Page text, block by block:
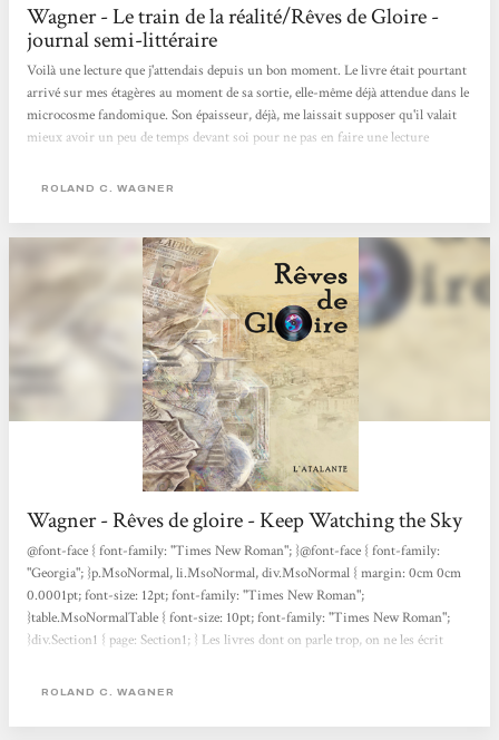
Wagner - Le train de la réalité/Rêves de Gloire -
journal semi-littéraire
Voilà une lecture que j'attendais depuis un bon moment. Le livre était pourtant
arrivé sur mes étagères au moment de sa sortie, elle-même déjà attendue dans le
microcosme fandomique. Son épaisseur, déjà, me laissait supposer qu'il valait
mieux avoir un peu de temps devant soi pour ne pas en faire une lecture
que j'en savais avant, c'est qu'il s'agissait d'une uchronie : et si de Gaule avait
ROLAND C. WAGNER
Wagner - Rêves de gloire - Keep Watching the Sky
@font-face { font-family: "Times New Roman"; }@font-face { font-family:
"Georgia"; }p.MsoNormal, li.MsoNormal, div.MsoNormal { margin: 0cm 0cm
0.0001pt; font-size: 12pt; font-family: "Times New Roman";
}table.MsoNormalTable { font-size: 10pt; font-family: "Times New Roman";
}div.Section1 { page: Section1; } Les livres dont on parle trop, on ne les écrit
écrivains. Je me souviens de vacances à la campagne, il y a bientôt quinze ans de
qui commençait par l’irruption...
ROLAND C. WAGNER